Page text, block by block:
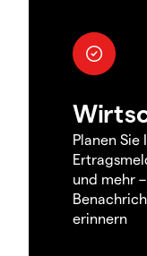
Planen
und mehr
erinnern